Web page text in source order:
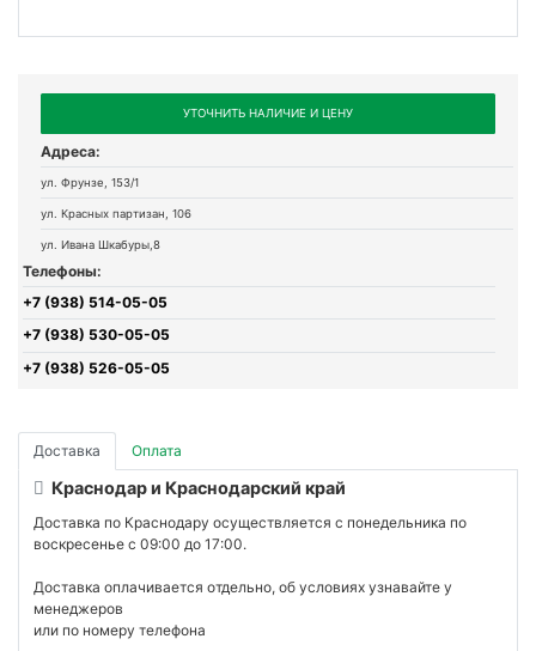
УТОЧНИТЬ НАЛИЧИЕ И ЦЕНУ
Адреса:
ул. Фрунзе, 153/1
ул. Красных партизан, 106
ул. Ивана Шкабуры,8
Телефоны:
+7 (938) 514-05-05
+7 (938) 530-05-05
+7 (938) 526-05-05
Доставка Оплата
Краснодар и Краснодарский край
Доставка по Краснодару осуществляется с понедельника по
воскресенье с 09:00 до 17:00.
Доставка оплачивается отдельно, об условиях узнавайте у
менеджеров
или по номеру телефона